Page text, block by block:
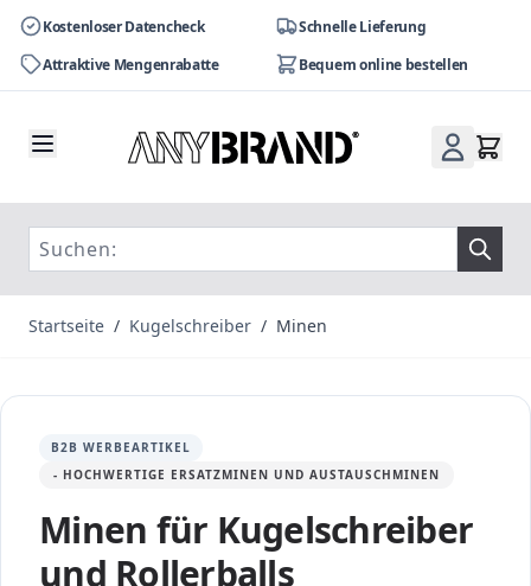
Kostenloser Datencheck
Schnelle Lieferung
Attraktive Mengenrabatte
Bequem online bestellen
Startseite / Kugelschreiber / Minen
B2B WERBEARTIKEL
- HOCHWERTIGE ERSATZMINEN UND AUSTAUSCHMINEN
Minen für Kugelschreiber
und Rollerballs